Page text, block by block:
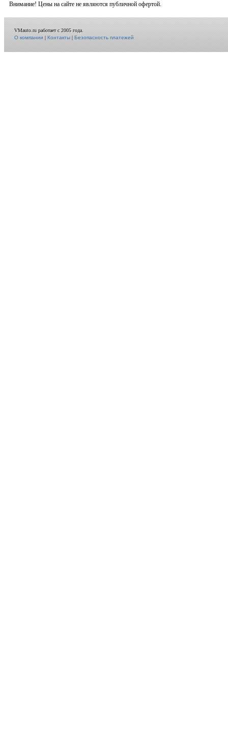
Внимание! Цены на сайте не являются публичной офертой.
VMauto.ru работает с 2005 года.
О компании|Контакты|Безопасность платежей